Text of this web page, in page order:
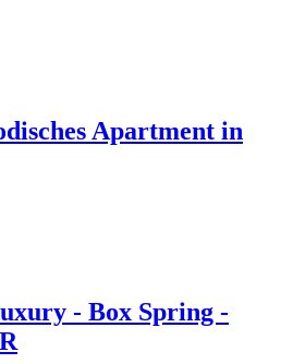
Apartment in
- Box Spring -